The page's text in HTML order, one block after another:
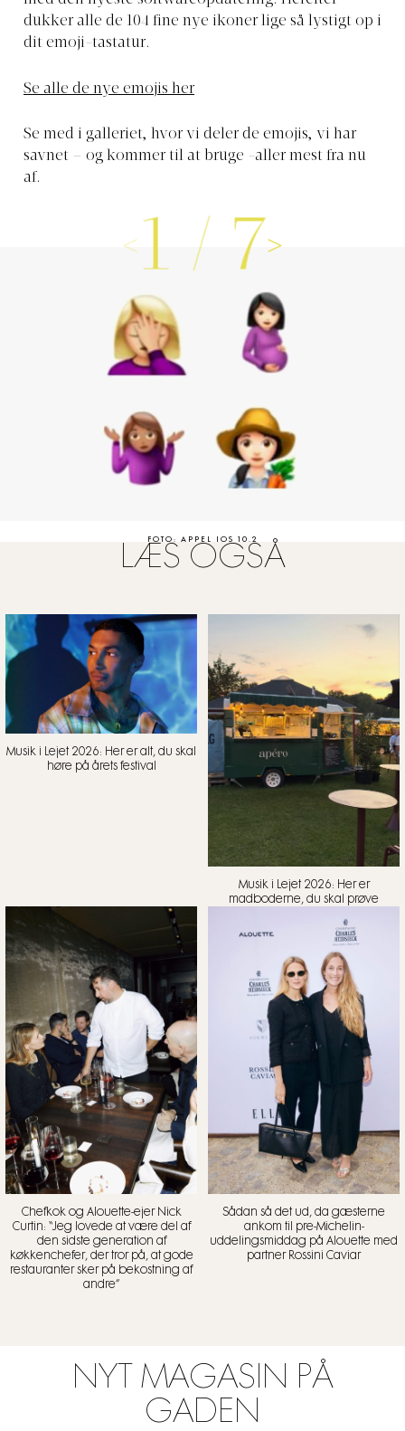
dukker alle de 104 fine nye ikoner lige så lystigt op i
dit emoji-tastatur.
Se alle de nye emojis her
Se med i galleriet, hvor vi deler de emojis, vi har
savnet – og kommer til at bruge -aller mest fra nu
af.
1 / 7
FOTO: APPEL IOS 10.2
LÆS OGSÅ
Musik i Lejet 2026: Her er alt, du skal
høre på årets festival
Musik i Lejet 2026: Her er
madboderne, du skal prøve
Chefkok og Alouette-ejer Nick
Curtin: “Jeg lovede at være del af
den sidste generation af
køkkenchefer, der tror på, at gode
restauranter sker på bekostning af
andre”
Sådan så det ud, da gæsterne
ankom til pre-Michelin-
uddelingsmiddag på Alouette med
partner Rossini Caviar
NYT MAGASIN PÅ
GADEN